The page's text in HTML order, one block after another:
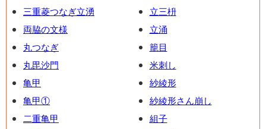
三重菱つなぎ立湧
両脇の文様
丸つなぎ
丸毘沙門
亀甲
亀甲①
二重亀甲
立三枡
立涌
籠目
米刺し
紗綾形
紗綾形さん崩し
組子